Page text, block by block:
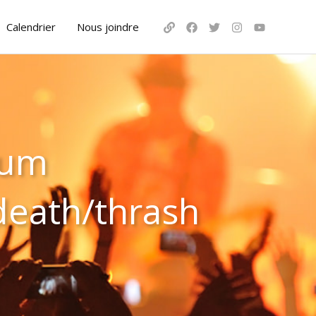
Calendrier Nous joindre
thrash